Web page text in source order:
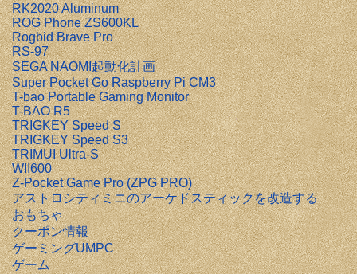
RK2020 Aluminum
ROG Phone ZS600KL
Rogbid Brave Pro
RS-97
SEGA NAOMI起動化計画
Super Pocket Go Raspberry Pi CM3
T-bao Portable Gaming Monitor
T-BAO R5
TRIGKEY Speed S
TRIGKEY Speed S3
TRIMUI Ultra-S
WII600
Z-Pocket Game Pro (ZPG PRO)
アストロシティミニのアーケドスティックを改造する
おもちゃ
クーポン情報
ゲーミングUMPC
ゲーム